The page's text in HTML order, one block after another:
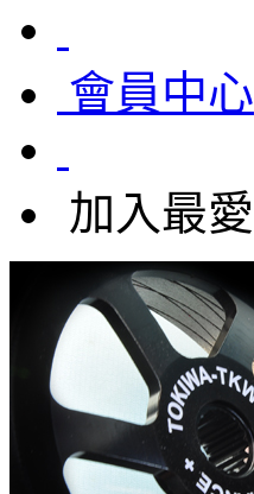
會員中心
加入最愛